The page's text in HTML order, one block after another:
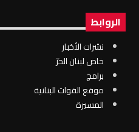
الروابط
نشرات الأخبار
خاص لبنان الحرّ
برامج
موقع القوات البنانية
المسيرة